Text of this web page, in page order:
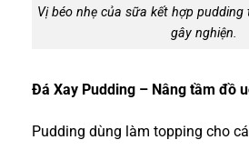
Vị béo nhẹ của sữa kết hợp
gây nghiện.
Đá Xay Pudding – Nâng tầm đồ
Pudding dùng làm topping cho